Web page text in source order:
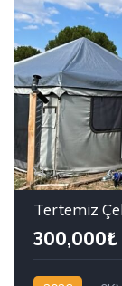
Tertemiz
300,000₺